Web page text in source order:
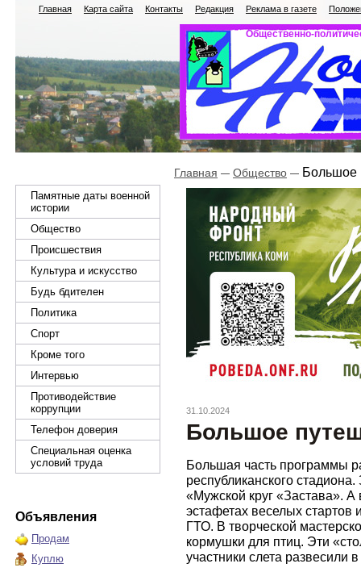
Главная Карта сайта Контакты Редакция Реклама в газете
Общественно-
Памятные даты военной
истории
Общество
Происшествия
Культура и искусство
Будь бдителен
Политика
Спорт
Кроме того
Интервью
Противодействие
коррупции
Телефон доверия
Специальная оценка
условий труда
Объявления
Продам
Куплю
Главная Общество Большое
31.10.2024
Большое
Большая часть программы
республиканского
«Мужской круг «Застава». А
эстафетах веселых
ГТО. В творческой
кормушки для птиц. Эти
участники слета